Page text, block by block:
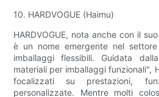
10. HARDVOGUE (Haimu)
HARDVOGUE, nota anche con il
è un nome emergente nel
imballaggi flessibili. Guidata
materiali per imballaggi funzionali",
focalizzati su prestazioni,
personalizzate. Mentre molti